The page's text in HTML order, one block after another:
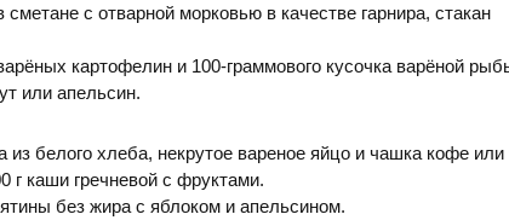
с отварной морковью в качестве гарнира, стакан
картофелин и 100-граммового кусочка варёной
или апельсин.
из белого хлеба, некрутое вареное яйцо и чашка кофе или
г каши гречневой с фруктами.
без жира с яблоком и апельсином.